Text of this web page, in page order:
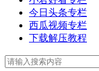
今日头条专栏
西瓜视频专栏
下载解压教程